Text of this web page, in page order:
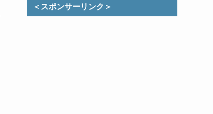
＜スポンサーリンク＞